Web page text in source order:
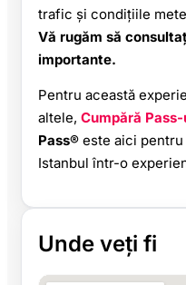
trafic și condițiile
Vă rugăm să
importante.
Pentru această
altele, Cumpără
Pass® este aici
Istanbul într-o
Unde veți fi